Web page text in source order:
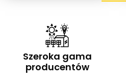
Szeroka gama
producentów